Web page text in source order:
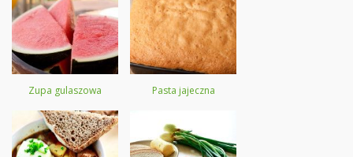
Zupa gulaszowa Pasta jajeczna